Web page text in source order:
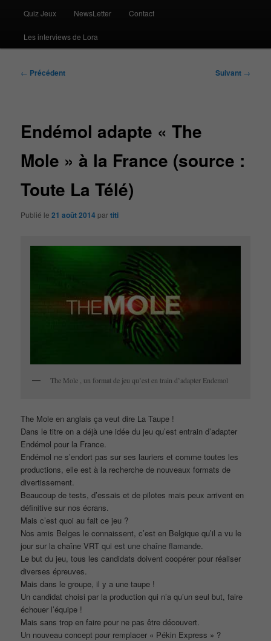
Quiz Jeux NewsLetter Contact
Les interviews de Lora
Navigation
← Précédent Suivant →
Endémol adapte « The
Mole » à la France (source :
Toute La Télé)
Publié le21 août 2014 partiti
The Mole , un format de jeu qu’est en train d’adapter Endemol
The Mole en anglais ça veut dire La Taupe !
Dans le titre on a déjà une idée du jeu qu’est entrain d’adapter
Endémol pour la France.
Endémol ne s’endort pas sur ses lauriers et comme toutes les
productions, elle est à la recherche de nouveaux formats de
divertissement.
Beaucoup de tests, d’essais et de pilotes mais peux arrivent en
définitive sur nos écrans.
Mais c’est quoi au fait ce jeu ?
Nos amis Belges le connaissent, c’est en Belgique qu’il a vu le
jour sur la chaîne VRT qui est une chaîne flamande.
Le but du jeu, tous les candidats doivent coopérer pour réaliser
diverses épreuves.
Mais dans le groupe, il y a une taupe !
Un candidat choisi par la production qui n’a qu’un seul but, faire
échouer l’équipe !
Mais sans trop en faire pour ne pas être découvert.
Un nouveau concept pour remplacer « Pékin Express » ?